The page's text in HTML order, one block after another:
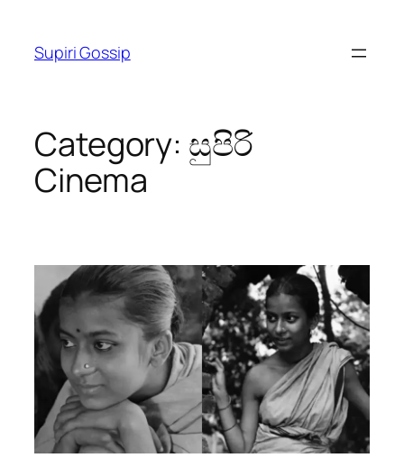
content
Supiri Gossip
Category: සුපිරි
Cinema